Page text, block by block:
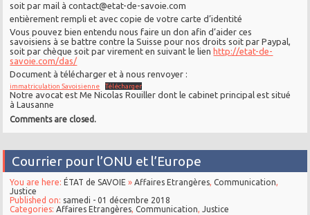
soit par mail à contact@etat-de-savoie.com
entièrement rempli et avec copie de votre carte d’identité
Vous pouvez bien entendu nous faire un don afin d’aider ces
savoisiens à se battre contre la Suisse pour nos droits soit par Paypal,
soit par chèque soit par virement en suivant le lien http://etat-de-
savoie.com/das/
Document à télécharger et à nous renvoyer :
immatriculation Savoisienne Télécharger
Notre avocat est Me Nicolas Rouiller dont le cabinet principal est situé
à Lausanne
Comments are closed.
Courrier pour l’ONU et l’Europe
You are here: ÉTAT de SAVOIE »Affaires Etrangères,Communication,
Justice
Published on: samedi - 01 décembre 2018
Categories:Affaires Etrangères,Communication,Justice